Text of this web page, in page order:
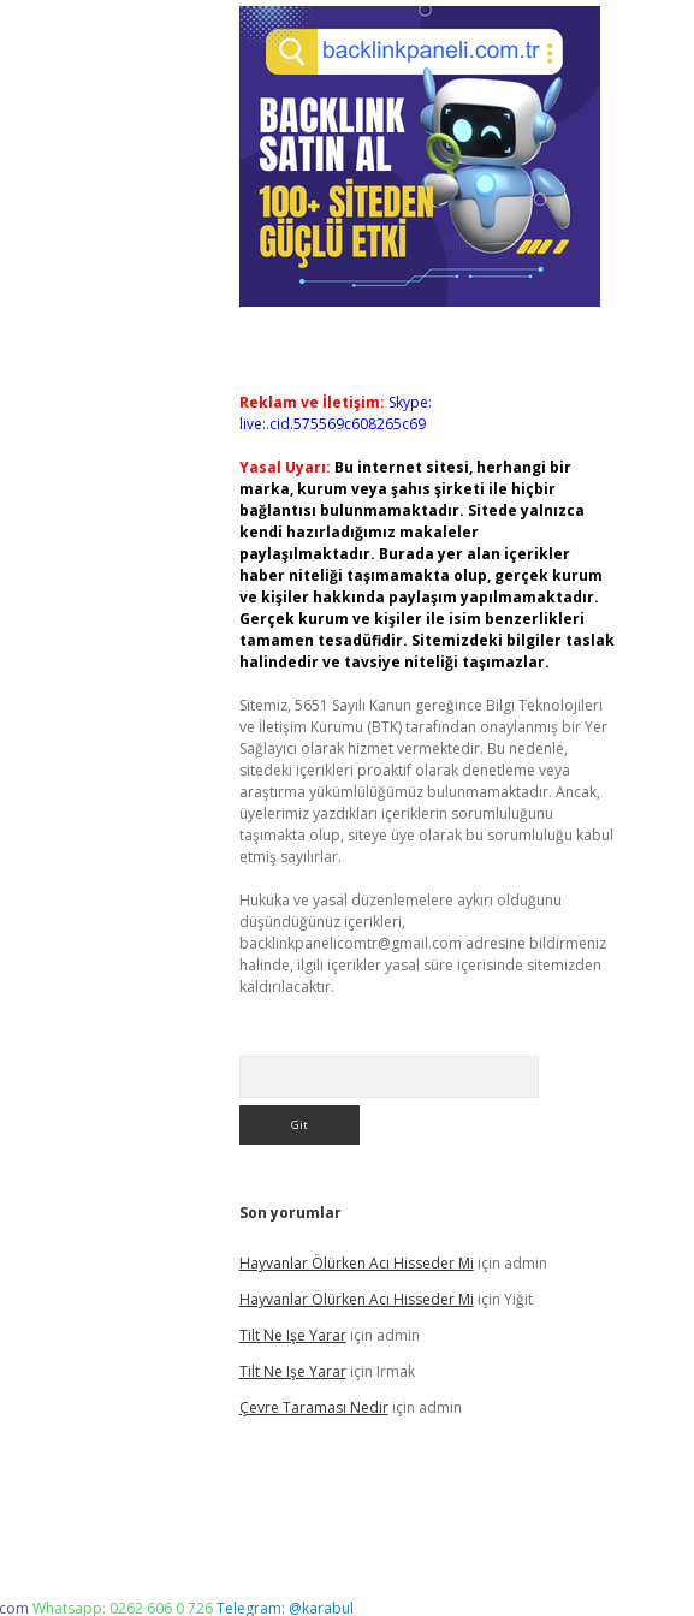
Reklam ve İletişim: Skype:
live:.cid.575569c608265c69
Yasal Uyarı: Bu internet sitesi, herhangi bir
marka, kurum veya şahıs şirketi ile hiçbir
bağlantısı bulunmamaktadır. Sitede yalnızca
kendi hazırladığımız makaleler
paylaşılmaktadır. Burada yer alan içerikler
haber niteliği taşımamakta olup, gerçek kurum
ve kişiler hakkında paylaşım yapılmamaktadır.
Gerçek kurum ve kişiler ile isim benzerlikleri
tamamen tesadüfidir. Sitemizdeki bilgiler taslak
halindedir ve tavsiye niteliği taşımazlar.
Sitemiz, 5651 Sayılı Kanun gereğince Bilgi Teknolojileri
ve İletişim Kurumu (BTK) tarafından onaylanmış bir Yer
Sağlayıcı olarak hizmet vermektedir. Bu nedenle,
sitedeki içerikleri proaktif olarak denetleme veya
araştırma yükümlülüğümüz bulunmamaktadır. Ancak,
üyelerimiz yazdıkları içeriklerin sorumluluğunu
taşımakta olup, siteye üye olarak bu sorumluluğu kabul
etmiş sayılırlar.
Hukuka ve yasal düzenlemelere aykırı olduğunu
düşündüğünüz içerikleri,
backlinkpanelicomtr@gmail.com adresine bildirmeniz
halinde, ilgili içerikler yasal süre içerisinde sitemizden
kaldırılacaktır.
Son yorumlar
Hayvanlar Ölürken Acı Hisseder Mi için admin
Hayvanlar Ölürken Acı Hisseder Mi için Yiğit
Tilt Ne Işe Yarariçin admin
Tilt Ne Işe Yarariçin Irmak
Çevre Taraması Nediriçin admin
Whatsapp: 0262 606 0 726Telegram: @karabul